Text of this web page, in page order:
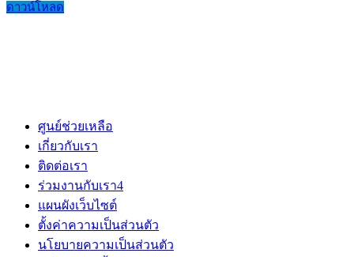
ดาวน์โหลด
ศูนย์ช่วยเหลือ
เกี่ยวกับเรา
ติดต่อเรา
ร่วมงานกับเรา4
แผนผังเว็บไซต์
ตั้งค่าความเป็นส่วนตัว
นโยบายความเป็นส่วนตัว